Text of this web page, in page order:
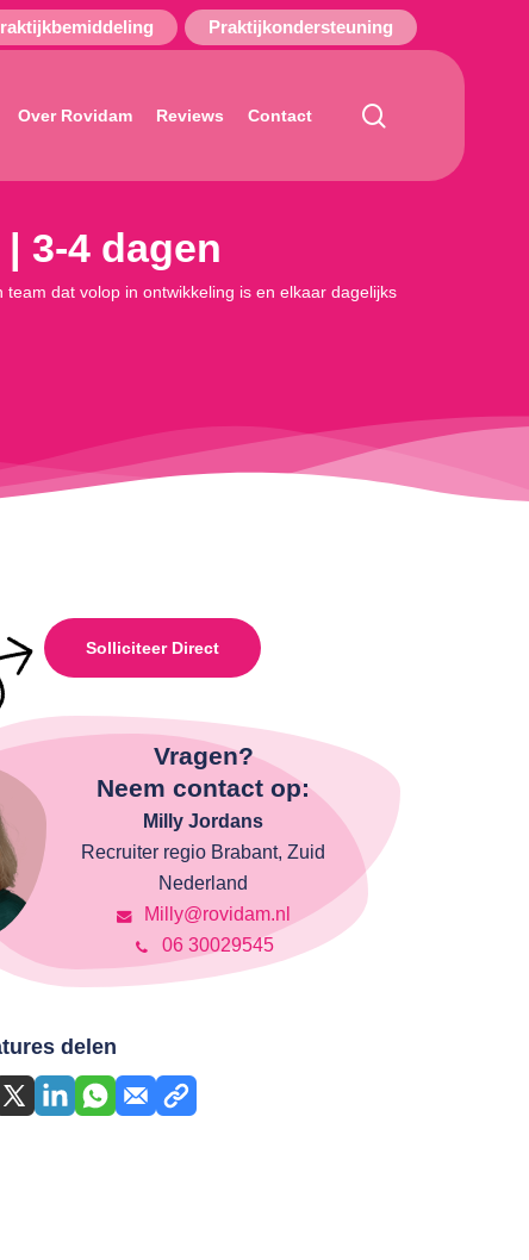
Praktijkondersteuning
Over Rovidam Reviews Contact
3-4 dagen
dat volop in ontwikkeling is en elkaar dagelijks
Solliciteer Direct
Vragen?
Neem contact op:
Milly Jordans
Recruiter regio Brabant, Zuid
Nederland
Milly@rovidam.nl
06 30029545
delen